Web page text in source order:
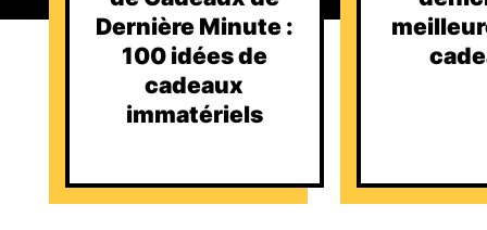
Dernière Minute :
100 idées de
cadeaux
immatériels